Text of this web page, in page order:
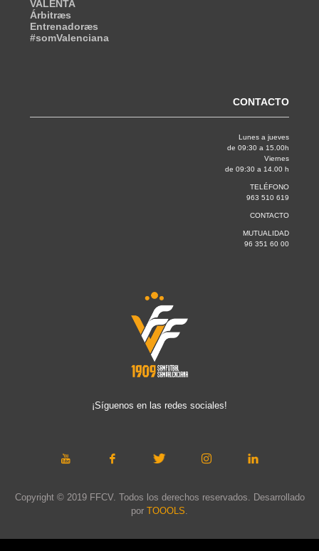
VALENTA
Árbitræs
Entrenadoræs
#somValenciana
CONTACTO
Lunes a jueves
de 09:30 a 15.00h
Viernes
de 09:30 a 14.00 h
TELÉFONO
963 510 619
CONTACTO
MUTUALIDAD
96 351 60 00
¡Síguenos en las redes sociales!
Copyright © 2019 FFCV. Todos los derechos reservados. Desarrollado
por TOOOLS